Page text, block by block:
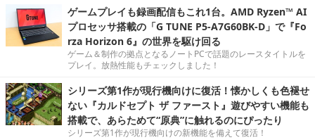
ゲームプレイも録画配信もこれ1台。AMD Ryzen™ AI
プロセッサ搭載の「G TUNE P5-A7G60BK-D」で『Fo
rza Horizon 6』の世界を駆け回る
ゲーム＆制作の拠点となるノートPCで話題のレースタイトルを
プレイ。放熱性能もチェックしました！
シリーズ第1作が現行機向けに復活！懐かしくも色褪せ
ない『カルドセプト ザ ファースト』遊びやすい機能も
搭載で、あらためて“原典”に触れるのにぴったり
シリーズ第1作が現行機向けの新機能を備えて復活！